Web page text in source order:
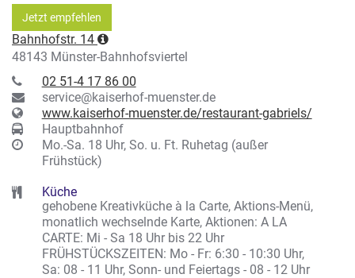
Jetzt empfehlen
Bahnhofstr. 14
48143 Münster-Bahnhofsviertel
02 51-4 17 86 00
service@kaiserhof-muenster.de
www.kaiserhof-muenster.de/restaurant-gabriels/
Hauptbahnhof
Mo.-Sa. 18 Uhr, So. u. Ft. Ruhetag (außer
Frühstück)
Küche
gehobene Kreativküche à la Carte, Aktions-Menü,
monatlich wechselnde Karte, Aktionen: A LA
CARTE: Mi - Sa 18 Uhr bis 22 Uhr
FRÜHSTÜCKSZEITEN: Mo - Fr: 6:30 - 10:30 Uhr,
Sa: 08 - 11 Uhr, Sonn- und Feiertags - 08 - 12 Uhr